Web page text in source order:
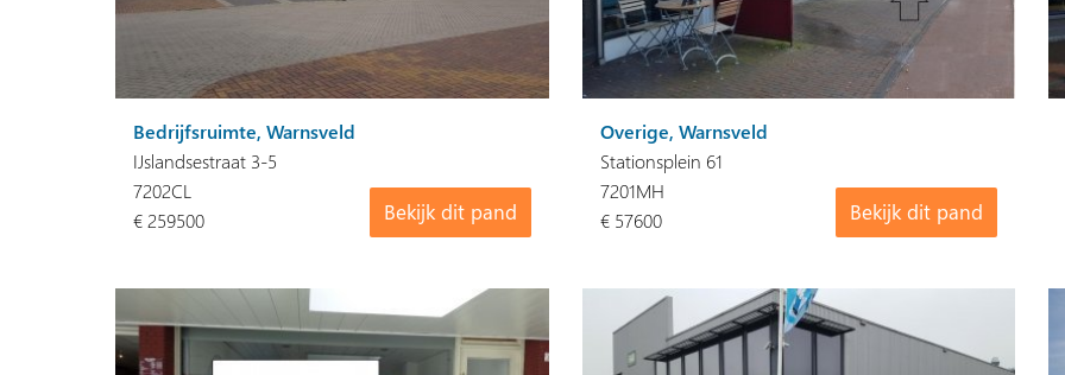
Bedrijfsruimte, Warnsveld
IJslandsestraat 3-5
Bekijk dit pand
7202CL
€ 259500
Overige, Warnsveld
Stationsplein 61
Bekijk dit pand
7201MH
€ 57600